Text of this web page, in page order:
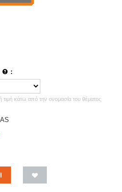
:
τιμή κάτω από την ονομασία του θέματος